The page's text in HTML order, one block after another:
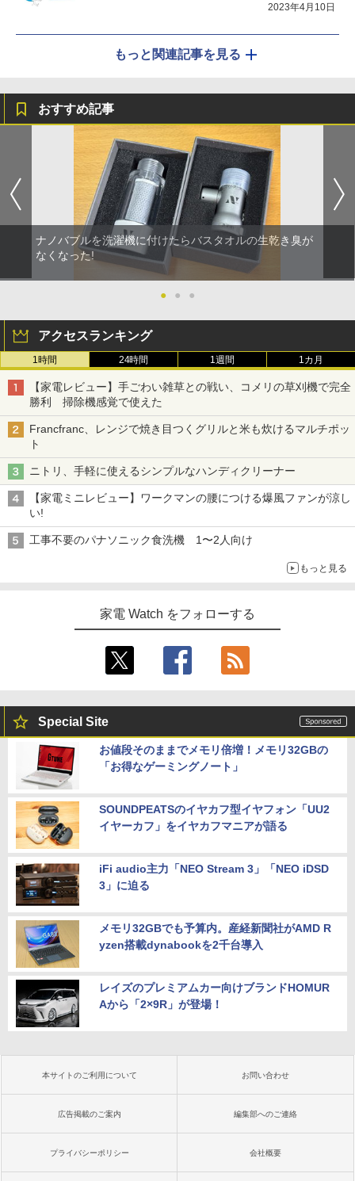
2023年4月10日
もっと関連記事を見る
おすすめ記事
ナノバブルを洗濯機に付けたらバスタオルの生乾き臭が
なくなった!
● ● ●
アクセスランキング
1時間 24時間 1週間 1カ月
【家電レビュー】手ごわい雑草との戦い、コメリの草刈機で完全
勝利 掃除機感覚で使えた
Francfranc、レンジで焼き目つくグリルと米も炊けるマルチポッ
ト
ニトリ、手軽に使えるシンプルなハンディクリーナー
【家電ミニレビュー】ワークマンの腰につける爆風ファンが涼し
い!
工事不要のパナソニック食洗機 1〜2人向け
もっと見る
家電 Watch をフォローする
Special Site
お値段そのままでメモリ倍増！メモリ32GBの
「お得なゲーミングノート」
SOUNDPEATSのイヤカフ型イヤフォン「UU2
イヤーカフ」をイヤカフマニアが語る
iFi audio主力「NEO Stream 3」「NEO iDSD
3」に迫る
メモリ32GBでも予算内。産経新聞社がAMD R
yzen搭載dynabookを2千台導入
レイズのプレミアムカー向けブランドHOMUR
Aから「2×9R」が登場！
本サイトのご利用について お問い合わせ
広告掲載のご案内 編集部へのご連絡
プライバシーポリシー 会社概要